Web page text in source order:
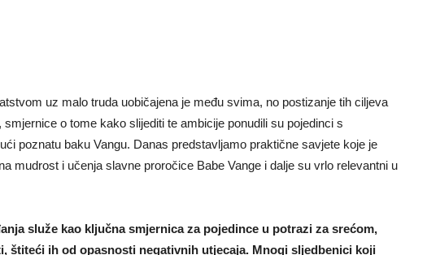
uz malo truda uobičajena je među svima, no postizanje tih ciljeva
o tome kako slijediti te ambicije ponudili su pojedinci s
poznatu baku Vangu. Danas predstavljamo praktične savjete koje je
mudrost i učenja slavne proročice Babe Vange i dalje su vrlo relevantni u
služe kao ključna smjernica za pojedince u potrazi za srećom,
štiteći ih od opasnosti negativnih utjecaja. Mnogi sljedbenici koji